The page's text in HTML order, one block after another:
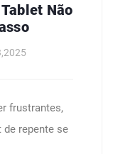
Não
frustrantes,
repente se